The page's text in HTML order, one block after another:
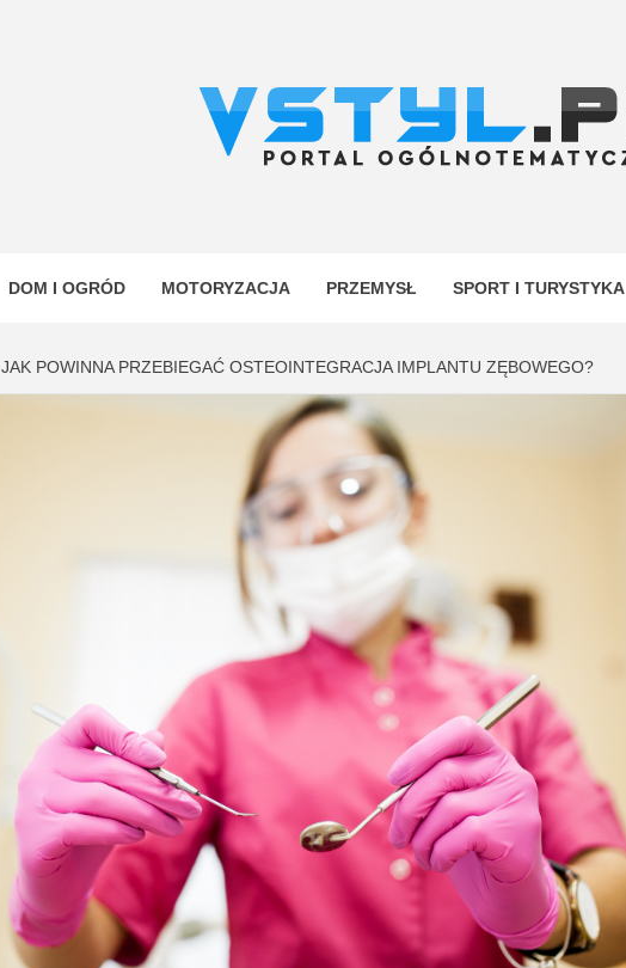
DOM I OGRÓD MOTORYZACJA PRZEMYSŁ SPORT I TURYSTYKA
JAK POWINNA PRZEBIEGAĆ OSTEOINTEGRACJA IMPLANTU ZĘBOWEGO?